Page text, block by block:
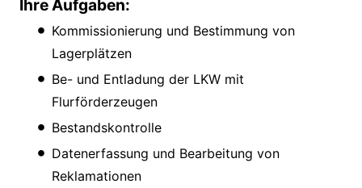
Ihre Aufgaben:
Kommissionierung und Bestimmung von
Lagerplätzen
Be- und Entladung der LKW mit
Flurförderzeugen
Bestandskontrolle
Datenerfassung und Bearbeitung von
Reklamationen